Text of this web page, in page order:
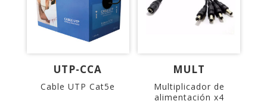
UTP-CCA
Cable UTP Cat5e
MULT
Multiplicador de
alimentación x4